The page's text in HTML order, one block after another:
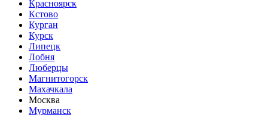
Красноярск
Кстово
Курган
Курск
Липецк
Лобня
Люберцы
Магнитогорск
Махачкала
Москва
Мурманск